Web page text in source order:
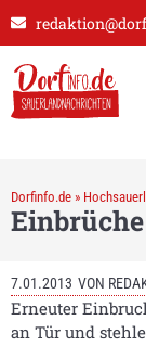
Dorfinfo.de »
7.01.2013 VON
Erneuter
an Tür und